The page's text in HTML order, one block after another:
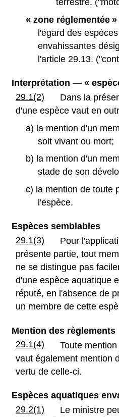
« zone réglementée »
l'égard des
envahissantes
l'article 29.13.
Interprétation — «
29.1(2)
Dans la
d'une espèce vaut en
a) la mention d'un
soit vivant ou mort;
b) la mention d'un
stade de son
c) la mention de toute
l'espèce.
Espèces semblables
29.1(3)
Pour
présente partie, tout
ne se distingue pas
d'une espèce aquatique
réputé, en l'absence de
un membre de cette
Mention des règlements
29.1(4)
Toute
vaut également mention
vertu de celle-ci.
Espèces aquatiques
29.2(1)
Le ministre